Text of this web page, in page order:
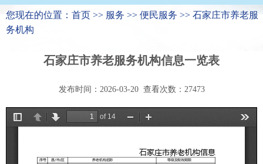
您现在的位置：首页 >> 服务 >> 便民服务 >> 石家庄市养老服
务机构
石家庄市养老服务机构信息一览表
发布时间：2026-03-20 查看次数： 27473